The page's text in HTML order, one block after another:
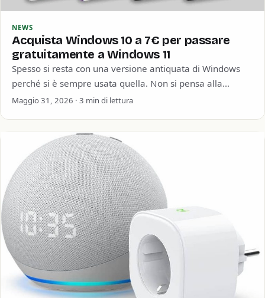
NEWS
Acquista Windows 10 a 7€ per passare
gratuitamente a Windows 11
Spesso si resta con una versione antiquata di Windows
perché si è sempre usata quella. Non si pensa alla
sicurezza informatica o…
Maggio 31, 2026 · 3 min di lettura